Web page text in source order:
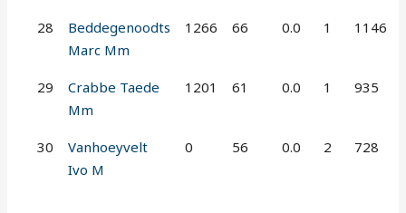
28
Beddegenoodts
Marc Mm
1266 66 0.0 1 1146
29
Crabbe Taede
Mm
1201 61 0.0 1 935
30
Vanhoeyvelt
Ivo M
0 56 0.0 2 728